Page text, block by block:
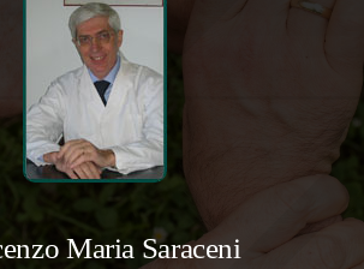
Maria Saraceni